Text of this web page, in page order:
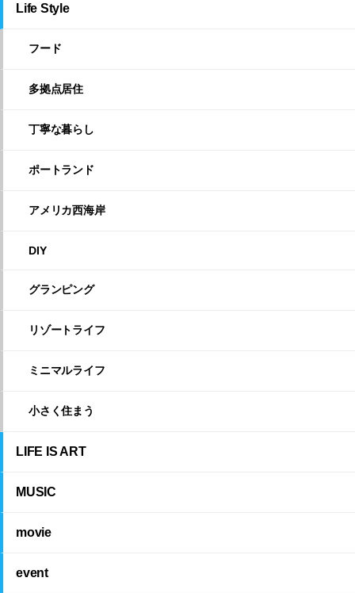
Life Style
フード
多拠点居住
丁寧な暮らし
ポートランド
アメリカ西海岸
DIY
グランピング
リゾートライフ
ミニマルライフ
小さく住まう
LIFE IS ART
MUSIC
movie
event